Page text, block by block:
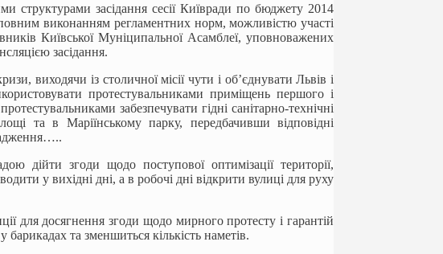
структурами засідання сесії Київради по бюджету 2014
виконанням регламентних норм, можливістю участі
Київської Муніципальної Асамблеї, уповноважених
засідання.
виходячи із столичної місії чути і об’єднувати Львів і
протестувальниками приміщень першого і
забезпечувати гідні санітарно-технічні
та в Маріїнському парку, передбачивши відповідні
дійти згоди щодо поступової оптимізації території,
у вихідні дні, а в робочі дні відкрити вулиці для руху
для досягнення згоди щодо мирного протесту і гарантій
барикадах та зменшиться кількість наметів.